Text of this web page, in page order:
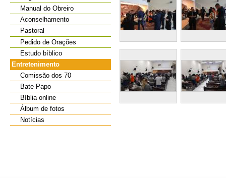
Manual do Obreiro
Aconselhamento
Pastoral
Pedido de Orações
Estudo bíblico
Entretenimento
Comissão dos 70
Bate Papo
Bíblia online
Álbum de fotos
Notícias